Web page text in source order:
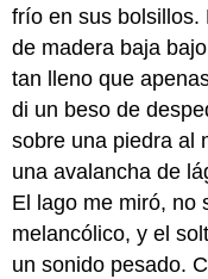
frío en sus bolsillos.
de madera baja
tan lleno que
di un beso de
sobre una piedra al
una avalancha de
El lago me miró, no
melancólico, y el
un sonido pesado.